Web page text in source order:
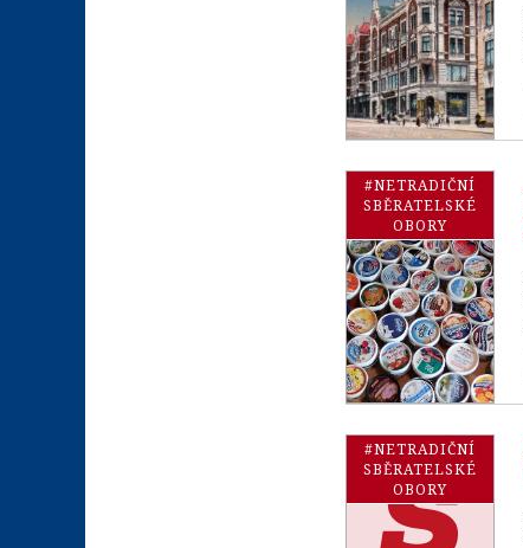
#NETRADIČNÍ
SBĚRATELSKÉ
OBORY
#NETRADIČNÍ
SBĚRATELSKÉ
OBORY